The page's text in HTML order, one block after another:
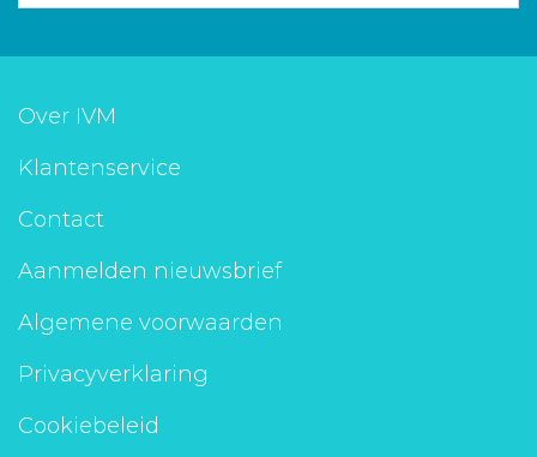
Over IVM
Klantenservice
Contact
Aanmelden nieuwsbrief
Algemene voorwaarden
Privacyverklaring
Cookiebeleid